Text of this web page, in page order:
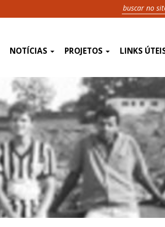
NOTÍCIAS PROJETOS LINKS